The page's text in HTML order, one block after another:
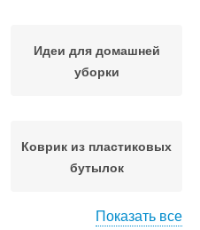
Идеи для домашней
уборки
Коврик из пластиковых
бутылок
Показать все